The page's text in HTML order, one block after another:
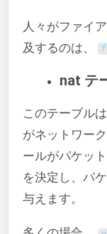
人々がファイ
及するのは、
nat テ
このテーブル
がネットワー
ールがパケッ
を決定し、パ
与えます。